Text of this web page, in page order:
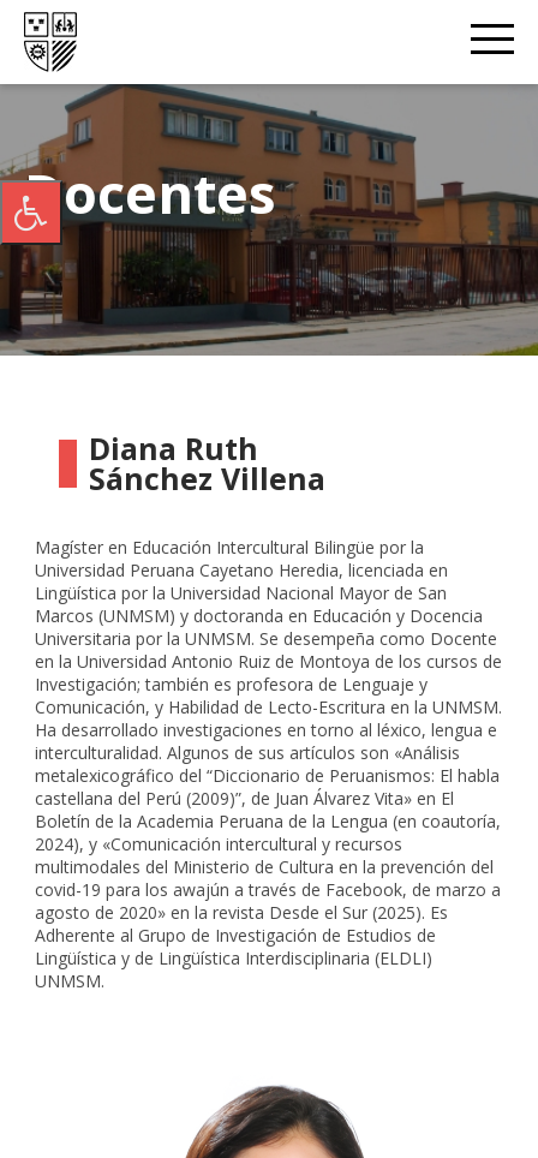
Docentes
Diana Ruth
Sánchez Villena
Magíster en Educación Intercultural Bilingüe por la
Universidad Peruana Cayetano Heredia, licenciada en
Lingüística por la Universidad Nacional Mayor de San
Marcos (UNMSM) y doctoranda en Educación y Docencia
Universitaria por la UNMSM. Se desempeña como Docente
en la Universidad Antonio Ruiz de Montoya de los cursos de
Investigación; también es profesora de Lenguaje y
Comunicación, y Habilidad de Lecto-Escritura en la UNMSM.
Ha desarrollado investigaciones en torno al léxico, lengua e
interculturalidad. Algunos de sus artículos son «Análisis
metalexicográfico del “Diccionario de Peruanismos: El habla
castellana del Perú (2009)”, de Juan Álvarez Vita» en El
Boletín de la Academia Peruana de la Lengua (en coautoría,
2024), y «Comunicación intercultural y recursos
multimodales del Ministerio de Cultura en la prevención del
covid-19 para los awajún a través de Facebook, de marzo a
agosto de 2020» en la revista Desde el Sur (2025). Es
Adherente al Grupo de Investigación de Estudios de
Lingüística y de Lingüística Interdisciplinaria (ELDLI)
UNMSM.